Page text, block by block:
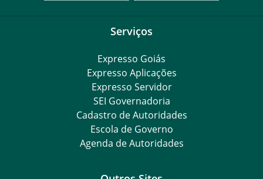
Serviços
Expresso Goiás
Expresso Aplicações
Expresso Servidor
SEI Governadoria
Cadastro de Autoridades
Escola de Governo
Agenda de Autoridades